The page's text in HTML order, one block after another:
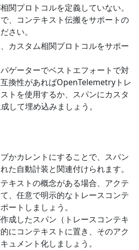
関プロトコルを定義していない。
、コンテキスト伝搬をサポートの
さい。
カスタム相関プロトコルをサポー
ゲーターでベストエフォートで対
換性があればOpenTelemetryトレ
トを使用するか、スパンにカスタ
して埋め込みましょう。
かカレントにすることで、スパン
た自動計装と関連付けられます。
キストの概念がある場合、アクテ
、任意で明示的なトレースコンテ
ートしましょう。
成したスパン（トレースコンテキ
にコンテキストに置き、そのアク
ュメント化しましょう。